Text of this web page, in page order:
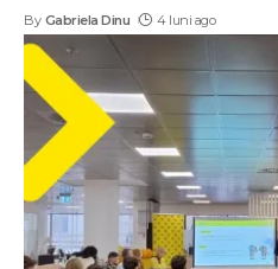
By Gabriela Dinu 4 luni ago